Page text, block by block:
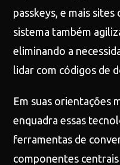
passkeys, e mais
sistema também
eliminando a
lidar com códigos de
Em suas orientações
enquadra essas
ferramentas de
componentes